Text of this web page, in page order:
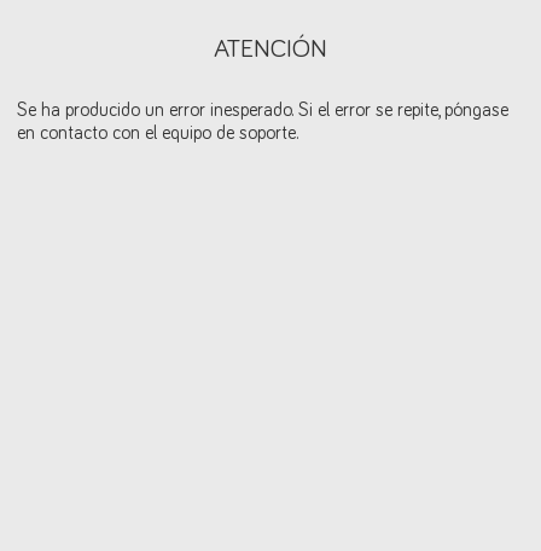
ATENCIÓN
Se ha producido un error inesperado. Si el error se repite, póngase
en contacto con el equipo de soporte.